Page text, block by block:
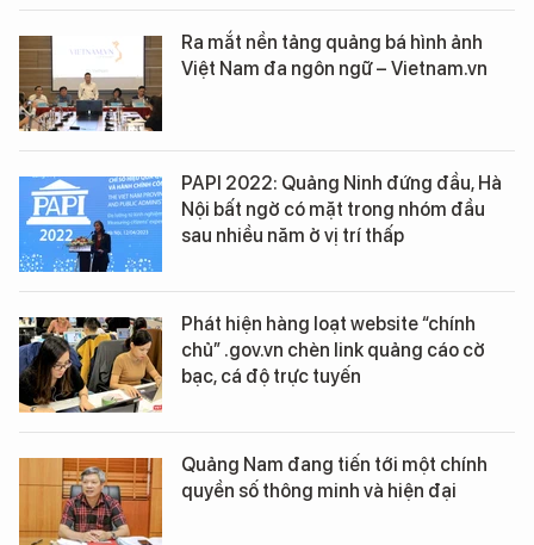
Ra mắt nền tảng quảng bá hình ảnh
Việt Nam đa ngôn ngữ – Vietnam.vn
PAPI 2022: Quảng Ninh đứng đầu, Hà
Nội bất ngờ có mặt trong nhóm đầu
sau nhiều năm ở vị trí thấp
Phát hiện hàng loạt website “chính
chủ” .gov.vn chèn link quảng cáo cờ
bạc, cá độ trực tuyến
Quảng Nam đang tiến tới một chính
quyền số thông minh và hiện đại